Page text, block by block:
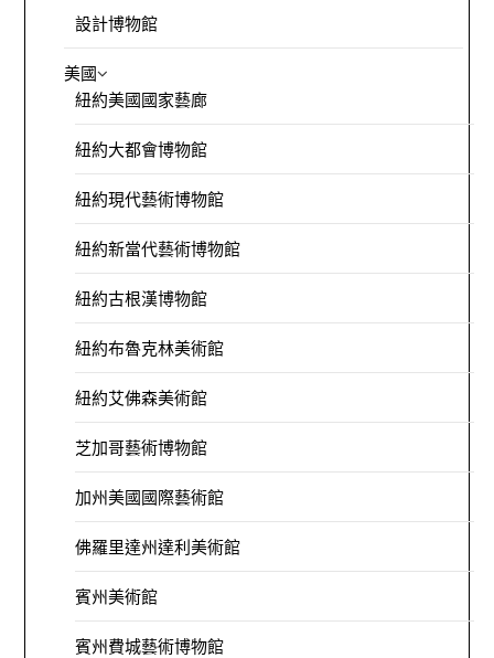
設計博物館
美國
紐約美國國家藝廊
紐約大都會博物館
紐約現代藝術博物館
紐約新當代藝術博物館
紐約古根漢博物館
紐約布魯克林美術館
紐約艾佛森美術館
芝加哥藝術博物館
加州美國國際藝術館
佛羅里達州達利美術館
賓州美術館
賓州費城藝術博物館